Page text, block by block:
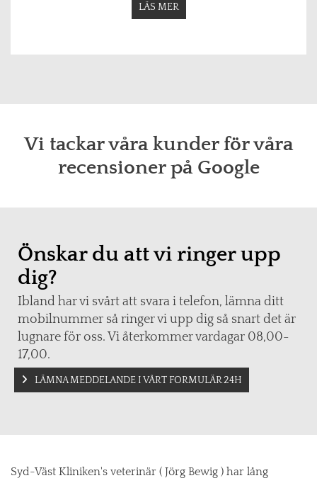
LÄS MER
Vi tackar våra kunder för våra
recensioner på Google
Önskar du att vi ringer upp
dig?
Ibland har vi svårt att svara i telefon, lämna ditt
mobilnummer så ringer vi upp dig så snart det är
lugnare för oss. Vi återkommer vardagar 08,00-
17,00.
LÄMNA MEDDELANDE I VÅRT FORMULÄR 24H
Syd-Väst Kliniken's veterinär ( Jörg Bewig ) har lång